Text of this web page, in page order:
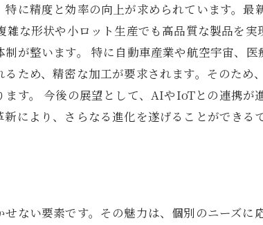
に精度と効率の向上が求められています。最
な形状や小ロット生産でも高品質な製品を
が整います。 特に自動車産業や航空宇宙、
ため、精密な加工が要求されます。そのため
す。 今後の展望として、AIやIoTとの連携が
により、さらなる進化を遂げることができる
ない要素です。その魅力は、個別のニーズに